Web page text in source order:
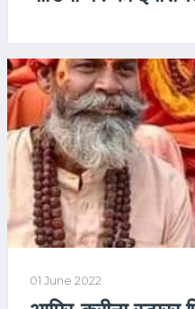
01 June 2022